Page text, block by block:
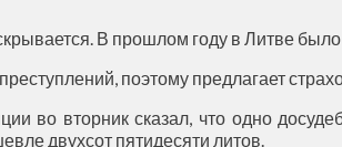
В прошлом году в Литве
поэтому предлагает
во вторник сказал, что одно
двухсот пятидесяти литов.